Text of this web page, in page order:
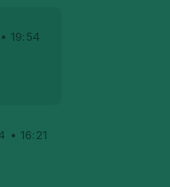
19:54
• 16:21